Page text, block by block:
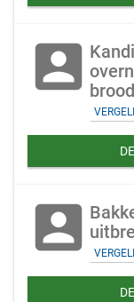
account_box
account_box